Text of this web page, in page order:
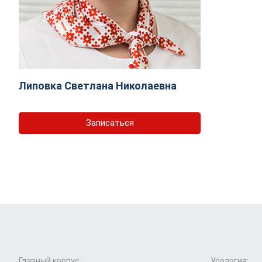
Липовка Светлана Николаевна
Записаться